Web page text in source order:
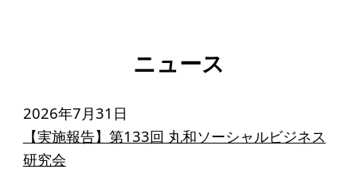
研究会のねらい
ELPASO会
ニュース
2026年7月31日
【実施報告】第133回 丸和ソーシャルビジネス
研究会